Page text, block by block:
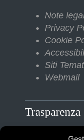
Note
Privacy
Cookie
Siti
Webmail
Trasparenza